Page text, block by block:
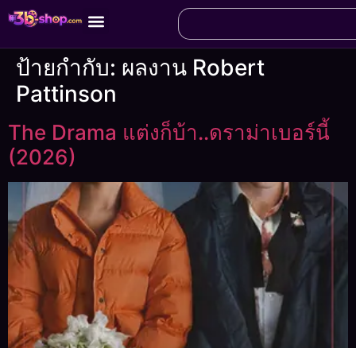
ป้ายกำกับ: ผลงาน Robert
Pattinson
The Drama แต่งก็บ้า..ดราม่าเบอร์นี้
(2026)